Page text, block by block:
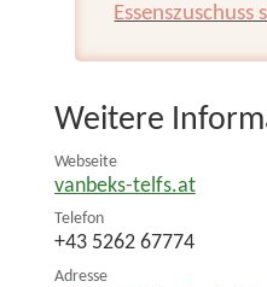
Essenszuschuss
Weitere
Webseite
vanbeks-telfs.at
Telefon
+43 5262 67774
Adresse